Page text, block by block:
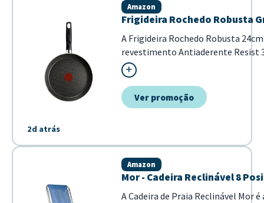
2d atrás
Frigideira Rochedo Robusta
Amazon
A Frigideira Rochedo Robusta
revestimento Antiaderente Resist
muito a limpeza no dia a...
Ver promoção
Mor - Cadeira Reclinável 8
Amazon
A Cadeira de Praia Reclinável Mor